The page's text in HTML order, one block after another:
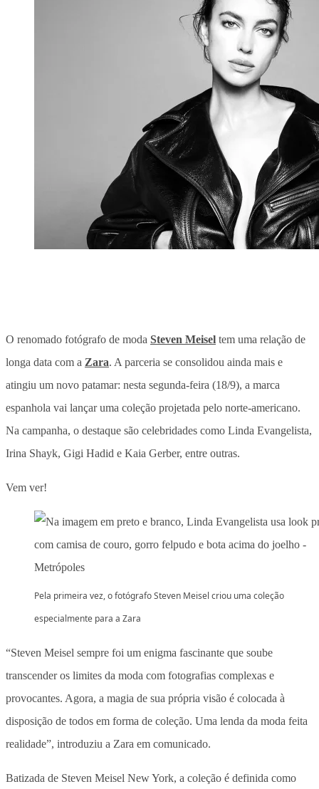
O renomado fotógrafo de moda Steven Meisel tem uma relação de
longa data com a Zara. A parceria se consolidou ainda mais e
atingiu um novo patamar: nesta segunda-feira (18/9), a marca
espanhola vai lançar uma coleção projetada pelo norte-americano.
Na campanha, o destaque são celebridades como Linda Evangelista,
Irina Shayk, Gigi Hadid e Kaia Gerber, entre outras.
Vem ver!
Pela primeira vez, o fotógrafo Steven Meisel criou uma coleção
especialmente para a Zara
“Steven Meisel sempre foi um enigma fascinante que soube
transcender os limites da moda com fotografias complexas e
provocantes. Agora, a magia de sua própria visão é colocada à
disposição de todos em forma de coleção. Uma lenda da moda feita
realidade”, introduziu a Zara em comunicado.
Batizada de Steven Meisel New York, a coleção é definida como